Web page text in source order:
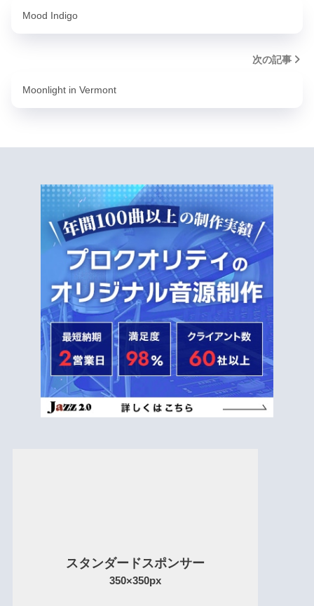
Mood Indigo
次の記事
Moonlight in Vermont
スタンダードスポンサー
350×350px